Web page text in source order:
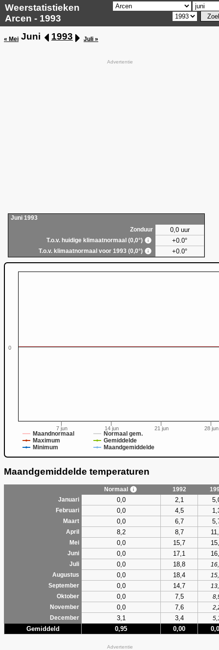
Weerstatistieken
Arcen - 1993
« Mei Juni 1993 Juli »
Advertentie
Juni 1993
Zonduur
0,0 uur
T.o.v. huidige klimaatnormaal (0,0°) +0.0°
T.o.v. klimaatnormaal voor 1993 (0,0°) +0.0°
Maandnormaal
Normaal gem.
Maximum
Gemiddelde
Minimum
Maandgemiddelde
7 jun 14 jun 21 jun 28 jun
0
Maandgemiddelde temperaturen
Normaal 1992
Januari
0,0 2,1
Februari 0,0 4,5
Maart 0,0 6,7
April 8,2 8,7
Mei 0,0 15,7
Juni 0,0 17,1
Juli 0,0 18,8
Augustus
0,0 18,4
September
0,0 14,7
Oktober
0,0 7,5
November
0,0 7,6
December
3,1 3,4
Gemiddeld 0,95 0,00
Advertentie